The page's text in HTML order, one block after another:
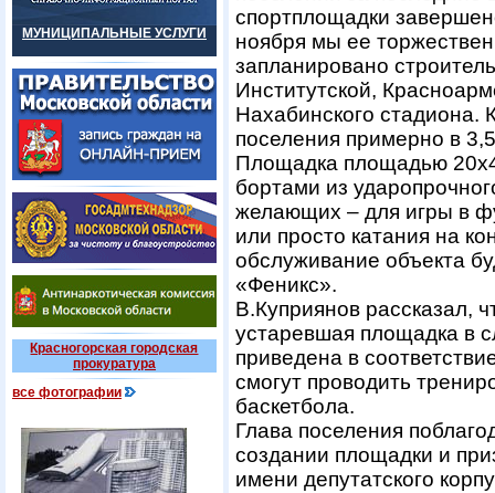
МУНИЦИПАЛЬНЫЕ УСЛУГИ
Красногорская городская
прокуратура
все фотографии
спортплощадки
ноября мы ее
запланировано
Институтской,
Нахабинского стадиона.
поселения примерно в
Площадка площадью
бортами из
желающих – для игры в
или просто катания на
обслуживание объекта
«Феникс».
В.Куприянов рассказал,
устаревшая площадка в
приведена в
смогут проводить
баскетбола.
Глава поселения
создании площадки и
имени депутатского